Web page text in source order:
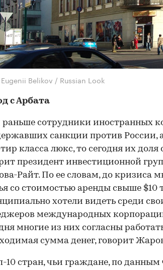
Belikov / Russian Look
с Арбата
раньше сотрудники иностранных
санкции против России,
класса люкс, то сегодня их доля
президент инвестиционной
Райт. По ее словам, до кризиса
со стоимостью аренды свыше $10
хотели видеть среди
международных
многие из них согласны
сумма денег, говорит
10 стран, чьи граждане, по